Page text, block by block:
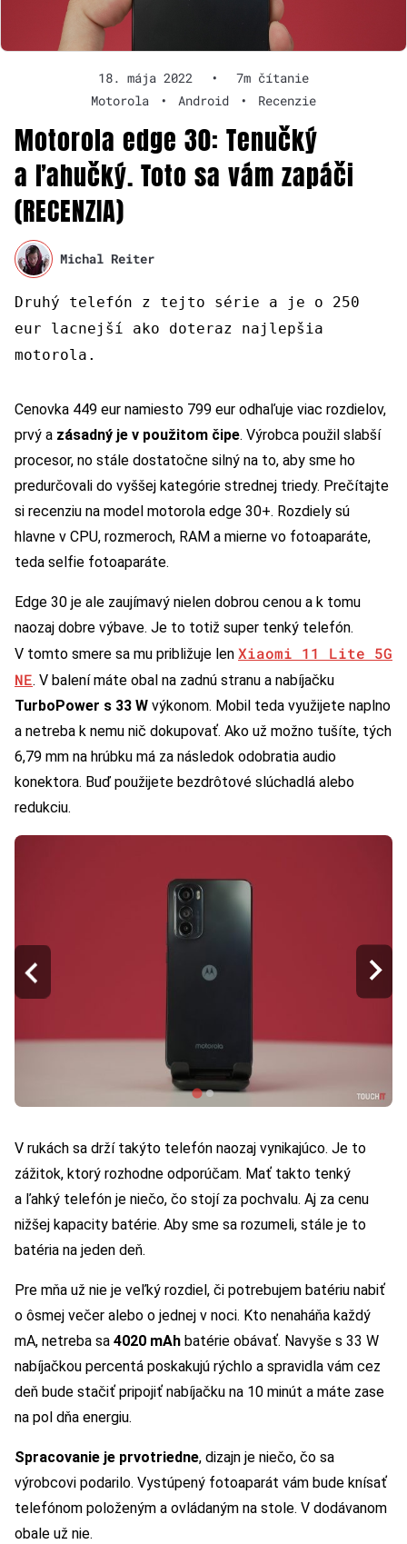
18. mája 2022 •
7m čítanie
Motorola
• Android • Recenzie
Motorola edge 30: Tenučký
a ľahučký. Toto sa vám zapáči
(RECENZIA)
Michal Reiter
Druhý telefón z tejto série a je o 250
eur lacnejší ako doteraz najlepšia
motorola.
Cenovka 449 eur namiesto 799 eur odhaľuje viac rozdielov,
prvý a zásadný je v použitom čipe. Výrobca použil slabší
procesor, no stále dostatočne silný na to, aby sme ho
predurčovali do vyššej kategórie strednej triedy. Prečítajte
si recenziu na model motorola edge 30+. Rozdiely sú
hlavne v CPU, rozmeroch, RAM a mierne vo fotoaparáte,
teda selfie fotoaparáte.
Edge 30 je ale zaujímavý nielen dobrou cenou a k tomu
naozaj dobre výbave. Je to totiž super tenký telefón.
V tomto smere sa mu približuje len Xiaomi 11 Lite 5G
NE. V balení máte obal na zadnú stranu a nabíjačku
TurboPower s 33 W výkonom. Mobil teda využijete naplno
a netreba k nemu nič dokupovať. Ako už možno tušíte, tých
6,79 mm na hrúbku má za následok odobratia audio
konektora. Buď použijete bezdrôtové slúchadlá alebo
redukciu.
V rukách sa drží takýto telefón naozaj vynikajúco. Je to
zážitok, ktorý rozhodne odporúčam. Mať takto tenký
a ľahký telefón je niečo, čo stojí za pochvalu. Aj za cenu
nižšej kapacity batérie. Aby sme sa rozumeli, stále je to
batéria na jeden deň.
Pre mňa už nie je veľký rozdiel, či potrebujem batériu nabiť
o ôsmej večer alebo o jednej v noci. Kto nenaháňa každý
mA, netreba sa 4020 mAh batérie obávať. Navyše s 33 W
nabíjačkou percentá poskakujú rýchlo a spravidla vám cez
deň bude stačiť pripojiť nabíjačku na 10 minút a máte zase
na pol dňa energiu.
Spracovanie je prvotriedne, dizajn je niečo, čo sa
výrobcovi podarilo. Vystúpený fotoaparát vám bude knísať
telefónom položeným a ovládaným na stole. V dodávanom
obale už nie.